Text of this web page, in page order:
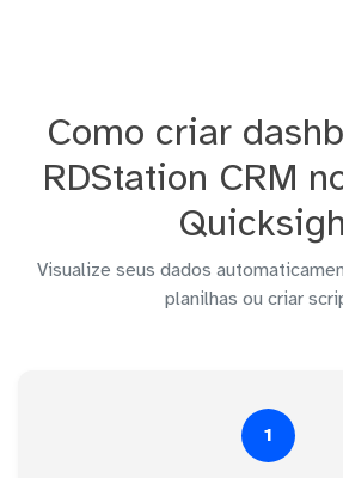
Como criar
RDStation CRM
Visualize seus dados
planilhas ou criar
1